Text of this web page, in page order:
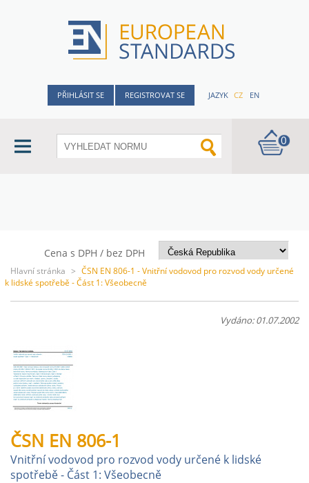
PŘIHLÁSIT SE REGISTROVAT SE JAZYK CZ EN
0
Cena s DPH / bez DPH
Hlavní stránka > ČSN EN 806-1 - Vnitřní vodovod pro rozvod vody určené
k lidské spotřebě - Část 1: Všeobecně
Vydáno: 01.07.2002
ČSN EN 806-1
Vnitřní vodovod pro rozvod vody určené k lidské
spotřebě - Část 1: Všeobecně